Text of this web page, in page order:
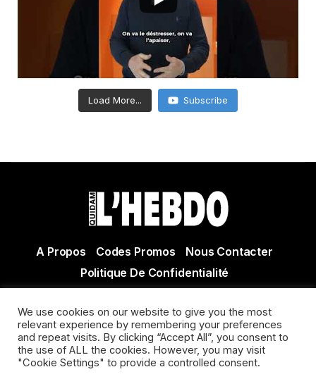
Load More... Subscribe
A Propos Codes Promos
Nous Contacter
Politique De Confidentialité
Actualité Agen - Actualité en lot et Garonne - Actualité
Villeneuve sur Lot
We use cookies on our website to give you the most
relevant experience by remembering your preferences
and repeat visits. By clicking “Accept All”, you consent to
the use of ALL the cookies. However, you may visit
"Cookie Settings" to provide a controlled consent.